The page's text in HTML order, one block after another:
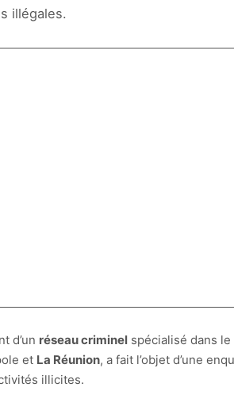
illégales.
d’un réseau criminel spécialisé dans
et La Réunion, a fait l’objet d’une
illicites.